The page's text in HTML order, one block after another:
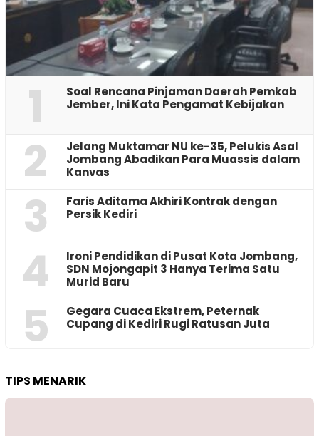
1
‎Soal Rencana Pinjaman Daerah Pemkab
Jember, Ini Kata Pengamat Kebijakan ‎
2
Jelang Muktamar NU ke-35, Pelukis Asal
Jombang Abadikan Para Muassis dalam
Kanvas
3
Faris Aditama Akhiri Kontrak dengan
Persik Kediri
4
Ironi Pendidikan di Pusat Kota Jombang,
SDN Mojongapit 3 Hanya Terima Satu
Murid Baru
5
‎Gegara Cuaca Ekstrem, Peternak
Cupang di Kediri Rugi Ratusan Juta
TIPS MENARIK